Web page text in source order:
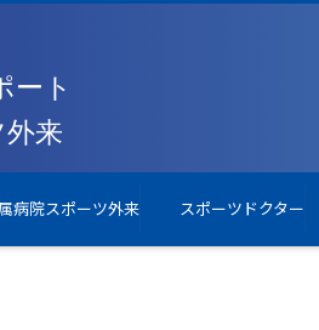
病院スポーツ外来 スポーツドクター